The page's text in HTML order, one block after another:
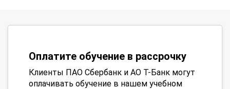
Оплатите обучение в рассрочку
Клиенты ПАО Сбербанк и АО Т-Банк могут
оплачивать обучение в нашем учебном